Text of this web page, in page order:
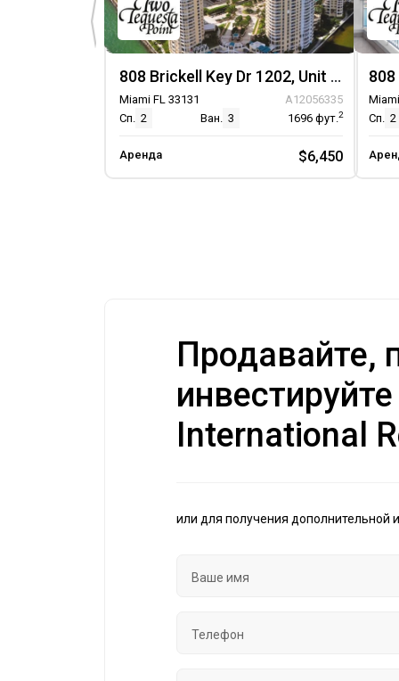
808 Brickell Key Dr 1202, Unit 1202
Miami FL 33131
A12056335
Сп. 2 Ван. 3 1696 фут.2
Аренда $6,450
Сп. 2
Продавайте,
International
или для получения дополнительной